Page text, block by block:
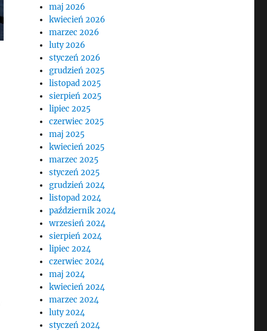
maj 2026
kwiecień 2026
marzec 2026
luty 2026
styczeń 2026
grudzień 2025
listopad 2025
sierpień 2025
lipiec 2025
czerwiec 2025
maj 2025
kwiecień 2025
marzec 2025
styczeń 2025
grudzień 2024
listopad 2024
październik 2024
wrzesień 2024
sierpień 2024
lipiec 2024
czerwiec 2024
maj 2024
kwiecień 2024
marzec 2024
luty 2024
styczeń 2024